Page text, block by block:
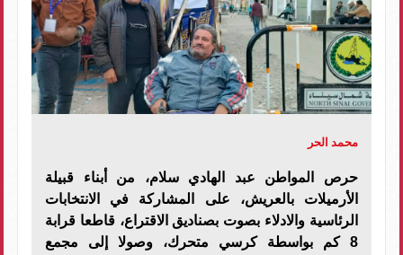
محمد الحر
حرص المواطن عبد الهادي سلام، من أبناء قبيلة
الأرميلات بالعريش، على المشاركة في الانتخابات
الرئاسية والادلاء بصوت بصناديق الاقتراع، قاطعا قرابة
8 كم بواسطة كرسي متحرك، وصولا إلى مجمع